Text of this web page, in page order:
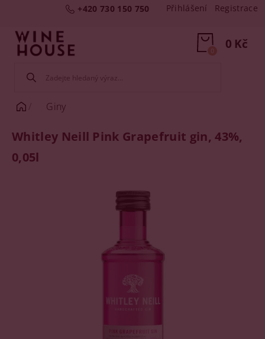
+420 730 150 750 Přihlášení Registrace
0 Kč
0
Giny
Whitley Neill Pink Grapefruit gin, 43%,
0,05l